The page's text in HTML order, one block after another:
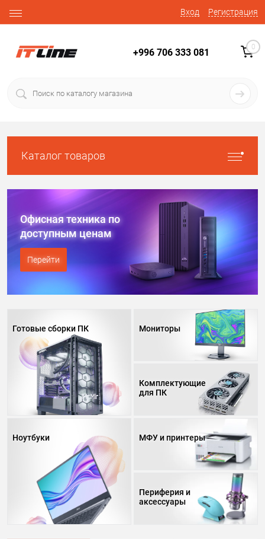
Вход Регистрация
+996 706 333 081 0
Каталог товаров
Офисная техникапо
доступным ценам
Перейти
Готовые сборки ПК Мониторы
Комплектующие
для ПК
Ноутбуки МФУ и принтеры
Периферия и
аксессуары